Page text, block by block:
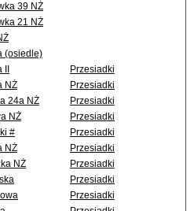
39 NŻ
21 NŻ
(osiedle)
Przesiadki
NŻ
Przesiadki
24a NŻ
Przesiadki
NŻ
Przesiadki
#
Przesiadki
NŻ
Przesiadki
NŻ
Przesiadki
Przesiadki
Przesiadki